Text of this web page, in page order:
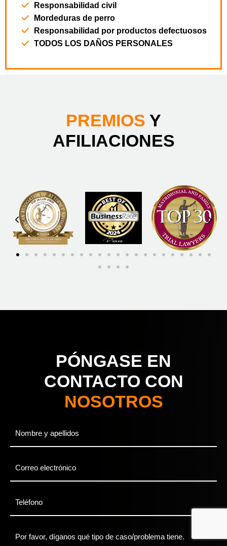
Responsabilidad civil
Mordeduras de perro
Responsabilidad por productos defectuosos
TODOS LOS DAÑOS PERSONALES
PREMIOS Y
AFILIACIONES
PÓNGASE EN
CONTACTO CON
NOSOTROS
Name *